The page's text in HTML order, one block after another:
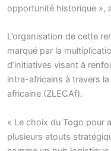
opportunité historique »,
L’organisation de cette
marqué par la
d’initiatives visant à
intra-africains à travers
africaine (ZLECAf).
« Le choix du Togo pour
plusieurs atouts